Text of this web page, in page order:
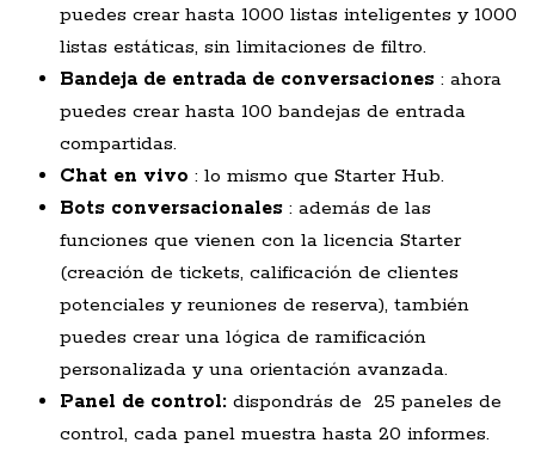
puedes crear hasta 1000 listas inteligentes y 1000
listas estáticas, sin limitaciones de filtro.
Bandeja de entrada de conversaciones : ahora
puedes crear hasta 100 bandejas de entrada
compartidas.
Chat en vivo : lo mismo que Starter Hub.
Bots conversacionales : además de las
funciones que vienen con la licencia Starter
(creación de tickets, calificación de clientes
potenciales y reuniones de reserva), también
puedes crear una lógica de ramificación
personalizada y una orientación avanzada.
Panel de control: dispondrás de 25 paneles de
control, cada panel muestra hasta 20 informes.